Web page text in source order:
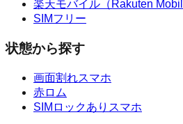
楽天モバイル（Rakuten
SIMフリー
状態から探す
画面割れスマホ
赤ロム
SIMロックありスマホ